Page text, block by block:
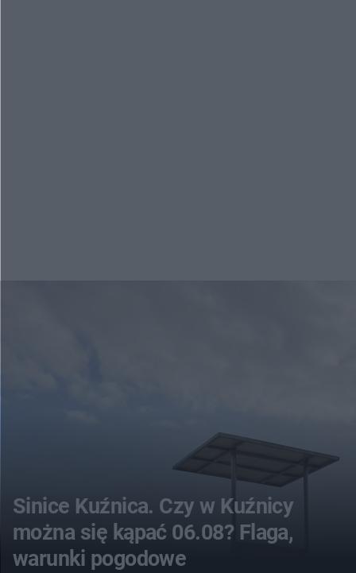
Sinice Kuźnica. Czy w Kuźnicy
można się kąpać 06.08? Flaga,
warunki pogodowe